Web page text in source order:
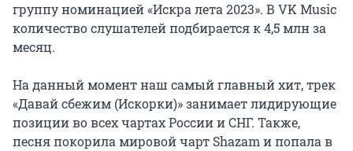
группу номинацией «Искра лета 2023». В VK Music
количество слушателей подбирается к 4,5 млн за
месяц.
На данный момент наш самый главный хит, трек
«Давай сбежим (Искорки)» занимает лидирующие
позиции во всех чартах России и СНГ. Также,
песня покорила мировой чарт Shazam и попала в